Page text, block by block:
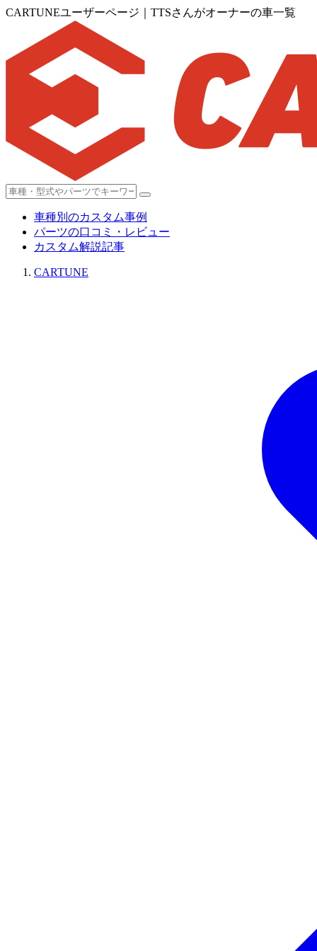
CARTUNEユーザーページ｜TTSさんがオーナーの車一覧
車種別のカスタム事例
パーツの口コミ・レビュー
カスタム解説記事
CARTUNE